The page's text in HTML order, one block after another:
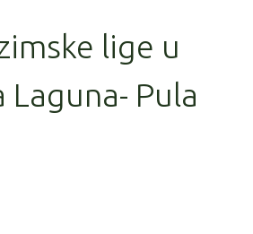
lige u
Pula